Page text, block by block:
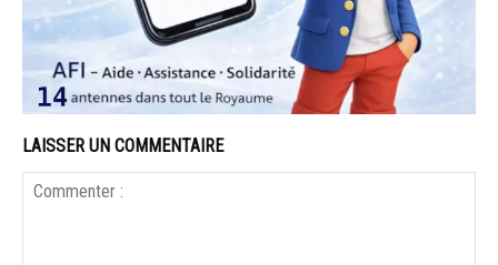
LAISSER UN COMMENTAIRE